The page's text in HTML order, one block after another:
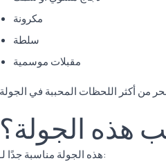
مكرونة
سلطة
مقبلات موسمية
هذه الجولة؟
هذه الجولة مناسبة جدًا لـ: